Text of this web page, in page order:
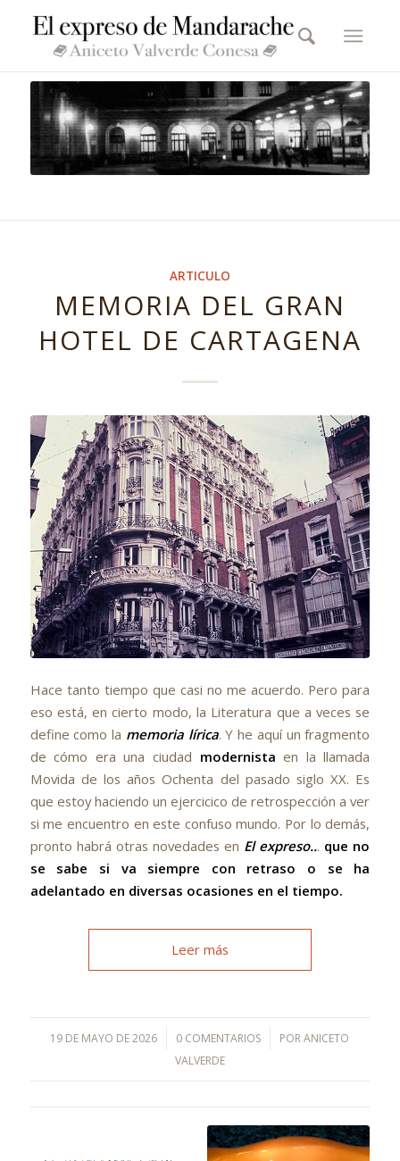
ARTICULO
MEMORIA DEL GRAN
HOTEL DE CARTAGENA
Hace tanto tiempo que casi no me acuerdo. Pero para
eso está, en cierto modo, la Literatura que a veces se
define como la memoria lírica. Y he aquí un fragmento
de cómo era una ciudad modernistaen la llamada
Movida de los años Ochenta del pasado siglo XX. Es
que estoy haciendo un ejercicico de retrospección a ver
si me encuentro en este confuso mundo. Por lo demás,
pronto habrá otras novedades en El expreso... que no
se sabe si va siempre con retraso o se ha
adelantado en diversas ocasiones en el tiempo.
Leer más
19 DE MAYO DE 2026
/ 0 COMENTARIOS
/ PORANICETO
VALVERDE